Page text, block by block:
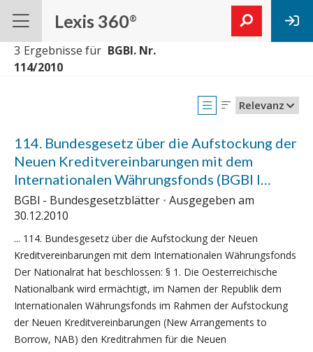
Lexis 360®
3 Ergebnisse für BGBl. Nr.
Relevanz
114. Bundesgesetz über die Aufstockung der
Neuen Kreditvereinbarungen mit dem
Internationalen Währungsfonds (BGBl I
114/2010)
BGBl - Bundesgesetzblätter Ausgegeben am
30.12.2010
... 114. Bundesgesetz über die Aufstockung der Neuen
Kreditvereinbarungen mit dem Internationalen Währungsfonds
Der Nationalrat hat beschlossen: § 1. Die Oesterreichische
Nationalbank wird ermächtigt, im Namen der Republik dem
Internationalen Währungsfonds im Rahmen der Aufstockung
der Neuen Kreditvereinbarungen (New Arrangements to
Borrow, NAB) den Kreditrahmen für die Neuen